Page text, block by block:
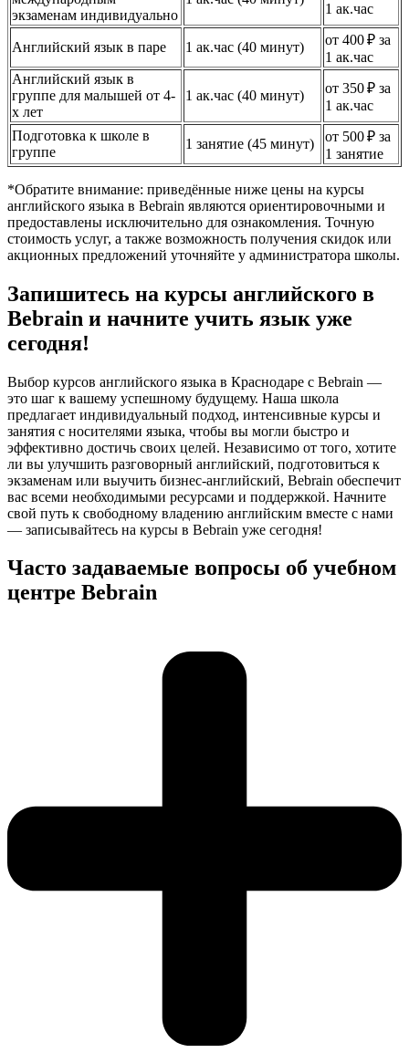
экзаменам индивидуально
1 ак.час
Английский язык в паре 1 ак.час (40 минут)
от 400 ₽ за
1 ак.час
Английский язык в
группе для малышей от 4-
х лет
1 ак.час (40 минут)
от 350 ₽ за
1 ак.час
Подготовка к школе в
группе
1 занятие (45 минут)
от 500 ₽ за
1 занятие
*Обратите внимание: приведённые ниже цены на курсы
английского языка в Bebrain являются ориентировочными и
предоставлены исключительно для ознакомления. Точную
стоимость услуг, а также возможность получения скидок или
акционных предложений уточняйте у администратора школы.
Запишитесь на курсы английского в
Bebrain и начните учить язык уже
сегодня!
Выбор курсов английского языка в Краснодаре с Bebrain —
это шаг к вашему успешному будущему. Наша школа
предлагает индивидуальный подход, интенсивные курсы и
занятия с носителями языка, чтобы вы могли быстро и
эффективно достичь своих целей. Независимо от того, хотите
ли вы улучшить разговорный английский, подготовиться к
экзаменам или выучить бизнес-английский, Bebrain обеспечит
вас всеми необходимыми ресурсами и поддержкой. Начните
свой путь к свободному владению английским вместе с нами
— записывайтесь на курсы в Bebrain уже сегодня!
Часто задаваемые вопросы об учебном
центре Bebrain